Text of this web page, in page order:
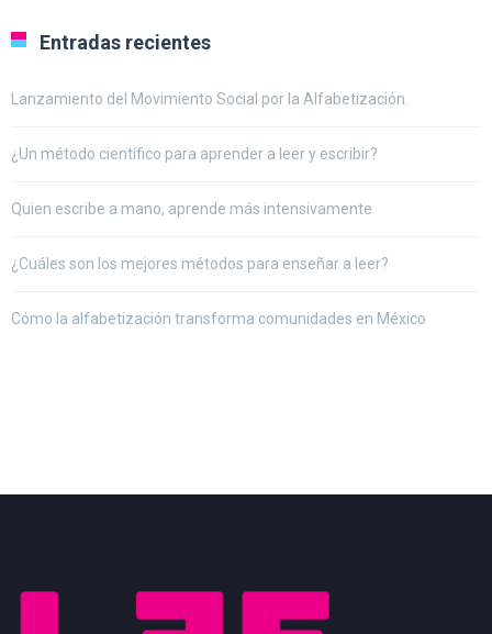
Entradas recientes
Lanzamiento del Movimiento Social por la Alfabetización.
¿Un método científico para aprender a leer y escribir?
Quien escribe a mano, aprende más intensivamente
¿Cuáles son los mejores métodos para enseñar a leer?
Cómo la alfabetización transforma comunidades en México